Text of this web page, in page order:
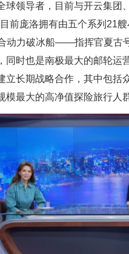
球领导者，目前与开云集团
前庞洛拥有由五个系列21
动力破冰船——指挥官夏古
同时也是南极最大的邮轮运
立长期战略合作，其中包括
模最大的高净值探险旅行人群